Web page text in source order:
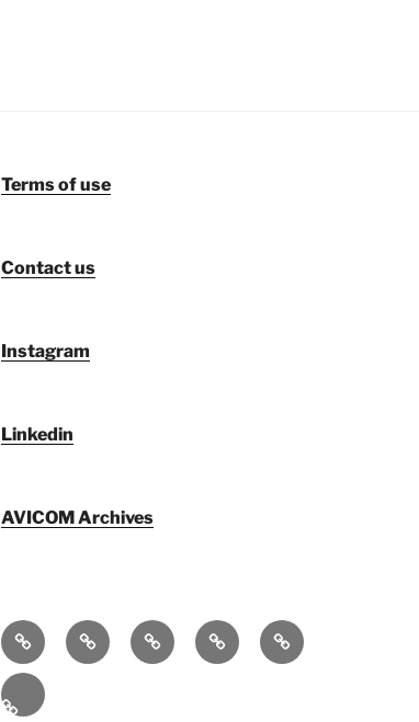
Terms of use
Contact us
Instagram
Linkedin
AVICOM Archives
Qui
sommes-
nous
F@IMP
2.0
AVICOM
Archives
PublicationsAVICOM
Activities
Fr